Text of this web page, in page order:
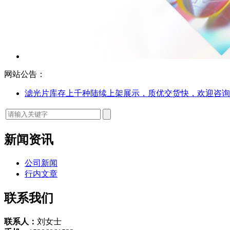
网站公告：
滤光片库存上千种陆续上架展示，质优交货快，欢迎咨
新闻资讯
公司新闻
行内文章
联系我们
联系人： 刘女士